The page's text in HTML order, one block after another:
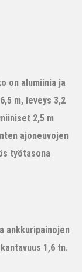
on alumiinia ja
m, leveys 3,2
2,5 m
ajoneuvojen
työtasona
ankkuripainojen
1,6 tn.